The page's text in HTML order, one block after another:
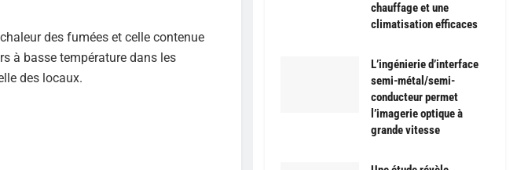
des fumées et celle contenue
à basse température dans les
des locaux.
chauffage et une
climatisation efficaces
L’ingénierie d’interface
semi-métal/semi-
conducteur permet
l’imagerie optique à
grande vitesse